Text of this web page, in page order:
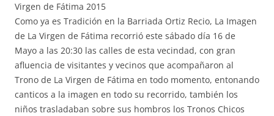
Virgen de Fátima 2015
Como ya es Tradición en la Barriada Ortiz Recio, La Imagen
de La Virgen de Fátima recorrió este sábado día 16 de
Mayo a las 20:30 las calles de esta vecindad, con gran
afluencia de visitantes y vecinos que acompañaron al
Trono de La Virgen de Fátima en todo momento, entonando
canticos a la imagen en todo su recorrido, también los
niños trasladaban sobre sus hombros los Tronos Chicos